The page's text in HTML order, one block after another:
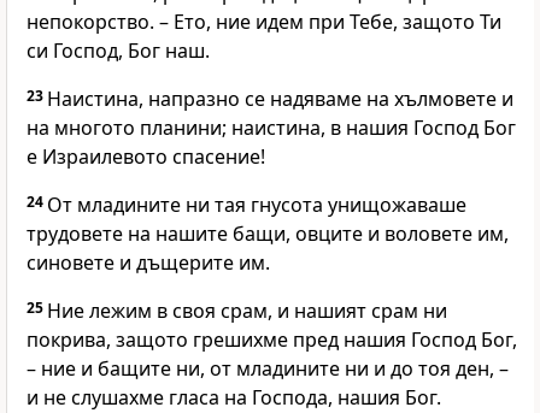
непокорство. – Ето, ние идем при Тебе, защото Ти
си Господ, Бог наш.
23 Наистина, напразно се надяваме на хълмовете и
на многото планини; наистина, в нашия Господ Бог
е Израилевото спасение!
24 От младините ни тая гнусота унищожаваше
трудовете на нашите бащи, овците и воловете им,
синовете и дъщерите им.
25 Ние лежим в своя срам, и нашият срам ни
покрива, защото грешихме пред нашия Господ Бог,
– ние и бащите ни, от младините ни и до тоя ден, –
и не слушахме гласа на Господа, нашия Бог.